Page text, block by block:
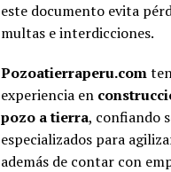
este documento evita
multas e interdicciones.
Pozoatierraperu.com
experiencia en
pozo a tierra, confiando
especializados para
además de contar con